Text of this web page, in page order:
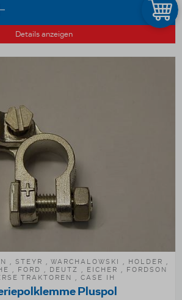
Details anzeigen
, STEYR , WARCHALOWSKI , HOLDER ,
, FORD , DEUTZ , EICHER , FORDSON
TRAKTOREN , CASE IH
Pluspol